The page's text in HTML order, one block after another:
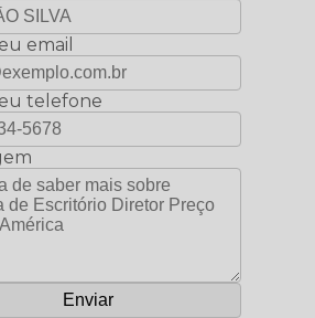
email
telefone